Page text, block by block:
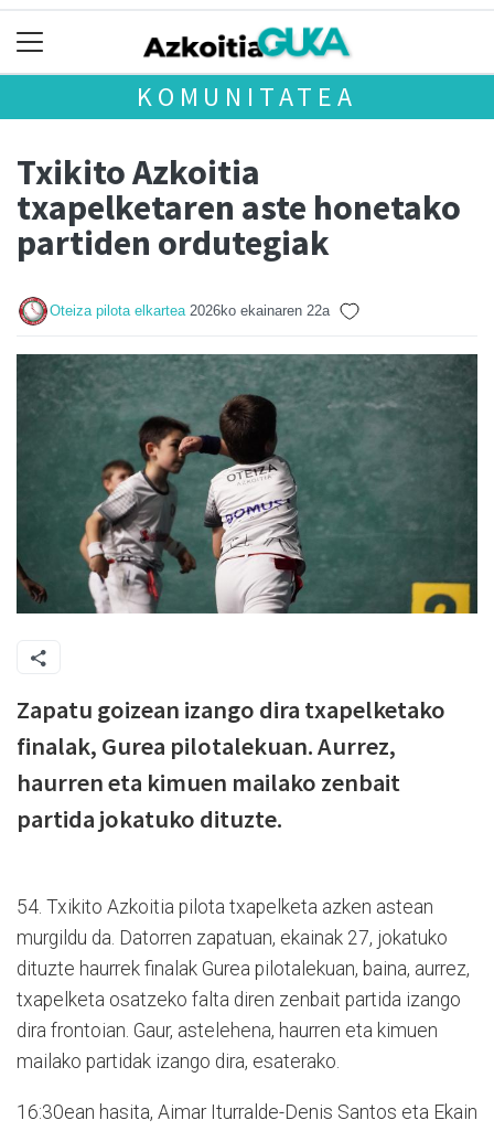
KOMUNITATEA
Txikito Azkoitia
txapelketaren aste honetako
partiden ordutegiak
Oteiza pilota elkartea 2026ko ekainaren 22a
Zapatu goizean izango dira txapelketako
finalak, Gurea pilotalekuan. Aurrez,
haurren eta kimuen mailako zenbait
partida jokatuko dituzte.
54. Txikito Azkoitia pilota txapelketa azken astean
murgildu da. Datorren zapatuan, ekainak 27, jokatuko
dituzte haurrek finalak Gurea pilotalekuan, baina, aurrez,
txapelketa osatzeko falta diren zenbait partida izango
dira frontoian. Gaur, astelehena, haurren eta kimuen
mailako partidak izango dira, esaterako.
16:30ean hasita, Aimar Iturralde-Denis Santos eta Ekain